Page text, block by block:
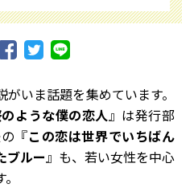
いま話題を集めています。
ような僕の恋人』は発行部
『この恋は世界でいちばん
ブルー』も、若い女性を中心